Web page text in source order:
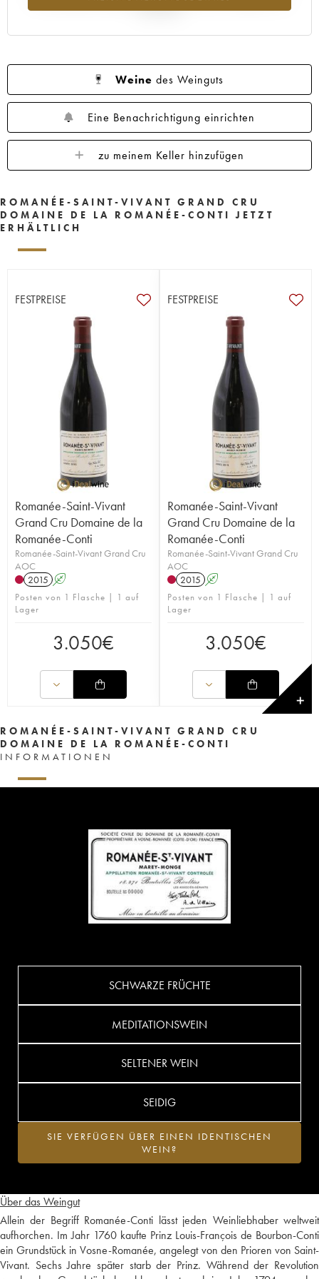
Weine des Weinguts
Eine Benachrichtigung einrichten
zu meinem Keller hinzufügen
ROMANÉE-SAINT-VIVANT GRAND CRU
DOMAINE DE LA ROMANÉE-CONTI JETZT
ERHÄLTLICH
FESTPREISE
Romanée-Saint-Vivant
Grand Cru Domaine de la
Romanée-Conti
Romanée-Saint-Vivant Grand Cru
AOC
2015 A
Posten von 1 Flasche | 1 auf
Lager
3.050€
FESTPREISE
Romanée-Saint-Vivant
Grand Cru Domaine de la
Romanée-Conti
Romanée-Saint-Vivant Grand Cru
AOC
2015 A
Posten von 1 Flasche | 1 auf
Lager
3.050€
✕
ROMANÉE-SAINT-VIVANT GRAND CRU
DOMAINE DE LA ROMANÉE-CONTI
INFORMATIONEN
Über das Weingut
Allein der Begriff Romanée-Conti lässt jeden Weinliebhaber weltweit
aufhorchen. Im Jahr 1760 kaufte Prinz Louis-François de Bourbon-Conti
ein Grundstück in Vosne-Romanée, angelegt von den Prioren von Saint-
Vivant. Sechs Jahre später starb der Prinz. Während der Revolution
SCHWARZE FRÜCHTE
MEDITATIONSWEIN
SELTENER WEIN
SEIDIG
SIE VERFÜGEN ÜBER EINEN IDENTISCHEN
WEIN?